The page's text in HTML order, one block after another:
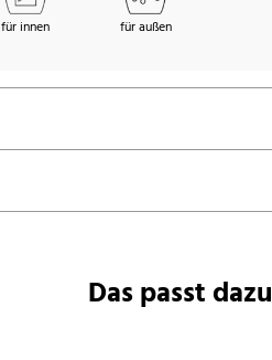
für innen für außen
Das passt dazu